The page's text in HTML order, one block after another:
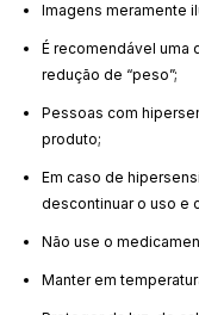
Imagens meramente
É recomendável uma
redução de “peso”;
Pessoas com
produto;
Em caso de
descontinuar o uso e
Não use o
Manter em